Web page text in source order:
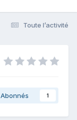
Toute l’activité
Abonnés 1